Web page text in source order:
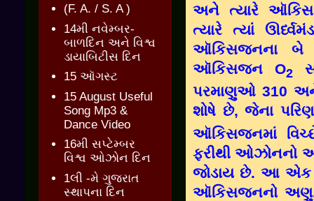
અને ત્યારે
ત્યારે ત્યાં
ઑકિસજનના બે
ઑકિસજન O2
પરમાણુઓ 310
શોષે છે, જેના
ઑકિસજનમાં
ફરીથી ઓઝોનનો
જોડાય છે. આ એક
ઑકિસજનનો અણુ,
(F. A. / S. A )
14મી નવેમ્બર-
બાળદિન અને વિશ્વ
ડાયાબિટીસ દિન
15 ઑગસ્ટ
15 August Useful
Song Mp3 &
Dance Video
16મી સપ્ટેમ્બર
વિશ્વ ઓઝોન દિન
1લી -મે ગુજરાત
સ્થાપના દિન